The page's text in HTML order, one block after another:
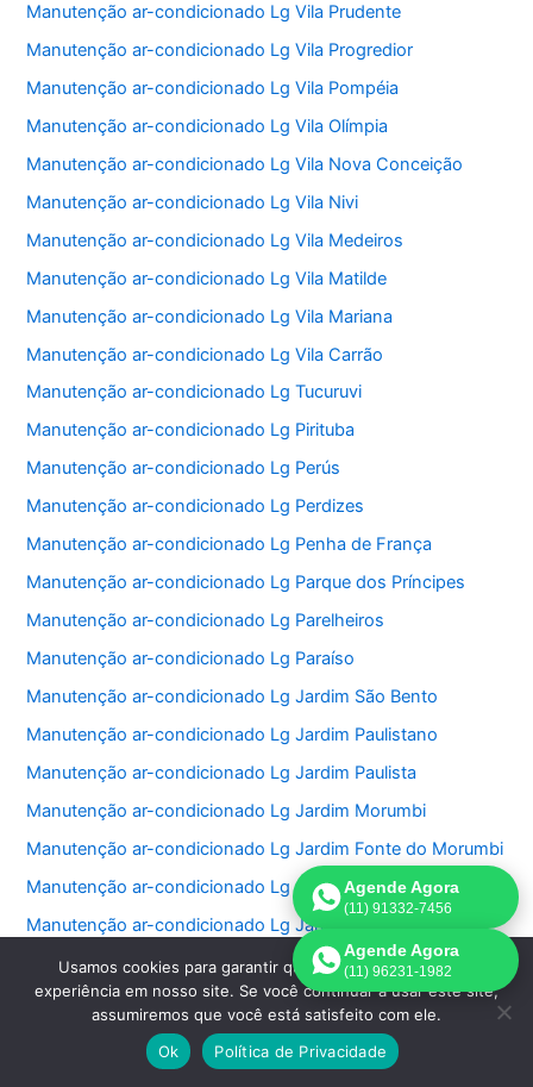
Manutenção ar-condicionado Lg Vila Prudente
Manutenção ar-condicionado Lg Vila Progredior
Manutenção ar-condicionado Lg Vila Pompéia
Manutenção ar-condicionado Lg Vila Olímpia
Manutenção ar-condicionado Lg Vila Nova Conceição
Manutenção ar-condicionado Lg Vila Nivi
Manutenção ar-condicionado Lg Vila Medeiros
Manutenção ar-condicionado Lg Vila Matilde
Manutenção ar-condicionado Lg Vila Mariana
Manutenção ar-condicionado Lg Vila Carrão
Manutenção ar-condicionado Lg Tucuruvi
Manutenção ar-condicionado Lg Pirituba
Manutenção ar-condicionado Lg Perús
Manutenção ar-condicionado Lg Perdizes
Manutenção ar-condicionado Lg Penha de França
Manutenção ar-condicionado Lg Parque dos Príncipes
Manutenção ar-condicionado Lg Parelheiros
Manutenção ar-condicionado Lg Paraíso
Manutenção ar-condicionado Lg Jardim São Bento
Manutenção ar-condicionado Lg Jardim Paulistano
Manutenção ar-condicionado Lg Jardim Paulista
Manutenção ar-condicionado Lg Jardim Morumbi
Manutenção ar-condicionado Lg Jardim Fonte do Morumbi
Manutenção ar-condicionado Lg Jardim Europa
Manutenção ar-condicionado Lg Jardim das Perdizes
Manutenção ar-condicionado Lg Jardim das Acacias
Manutenção ar-condicionado Lg Jardim da Saúde
Manutenção ar-condicionado Lg Jardim Bonfiglioli
Agende Agora
(11) 91332-7456
Agende Agora
(11) 96231-1982
Usamos cookies para garantir que oferecemos a melhor
experiência em nosso site. Se você continuar a usar este site,
assumiremos que você está satisfeito com ele.
Ok
Política de Privacidade